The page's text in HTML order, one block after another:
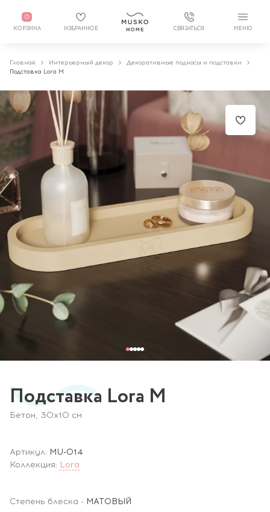
0
КОРЗИНА ИЗБРАННОЕ СВЯЗАТЬСЯ МЕНЮ
Главная Интерьерный декор
Декоративные подносы и подставки
Подставка Lora M
Подставка Lora M
Бетон, 30x10 см
Артикул: MU-014
Коллекция: Lora
Степень блеска - МАТОВЫЙ